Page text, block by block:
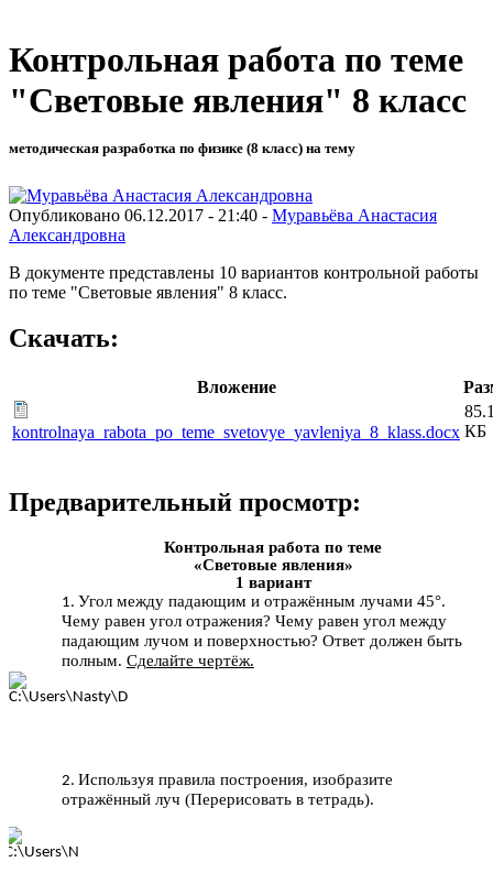
Контрольная работа по теме
"Световые явления" 8 класс
методическая разработка по физике (8 класс) на тему
Опубликовано 06.12.2017 - 21:40 - Муравьёва Анастасия
Александровна
В документе представлены 10 вариантов контрольной работы
по теме "Световые явления" 8 класс.
Скачать:
Вложение
kontrolnaya_rabota_po_teme_svetovye_yavleniya_8_klass.docx КБ
Предварительный просмотр:
Контрольная работа по теме
«Световые явления»
1 вариант
Угол между падающим и отражённым лучами 45°.
Чему равен угол отражения? Чему равен угол между
падающим лучом и поверхностью? Ответ должен быть
полным. Сделайте чертёж.
Используя правила построения, изобразите
отражённый луч (Перерисовать в тетрадь).